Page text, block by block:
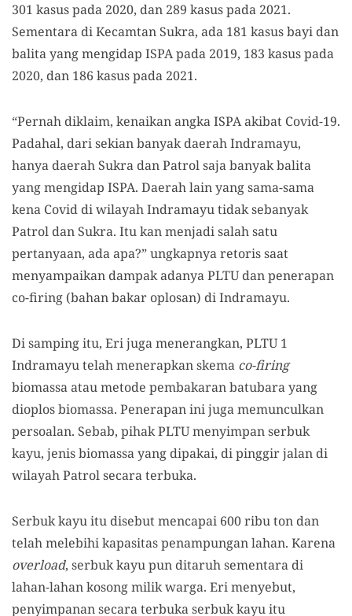
301 kasus pada 2020, dan 289 kasus pada 2021.
Sementara di Kecamtan Sukra, ada 181 kasus bayi dan
balita yang mengidap ISPA pada 2019, 183 kasus pada
2020, dan 186 kasus pada 2021.
“Pernah diklaim, kenaikan angka ISPA akibat Covid-19.
Padahal, dari sekian banyak daerah Indramayu,
hanya daerah Sukra dan Patrol saja banyak balita
yang mengidap ISPA. Daerah lain yang sama-sama
kena Covid di wilayah Indramayu tidak sebanyak
Patrol dan Sukra. Itu kan menjadi salah satu
pertanyaan, ada apa?” ungkapnya retoris saat
menyampaikan dampak adanya PLTU dan penerapan
co-firing (bahan bakar oplosan) di Indramayu.
Di samping itu, Eri juga menerangkan, PLTU 1
Indramayu telah menerapkan skema co-firing
biomassa atau metode pembakaran batubara yang
dioplos biomassa. Penerapan ini juga memunculkan
persoalan. Sebab, pihak PLTU menyimpan serbuk
kayu, jenis biomassa yang dipakai, di pinggir jalan di
wilayah Patrol secara terbuka.
Serbuk kayu itu disebut mencapai 600 ribu ton dan
telah melebihi kapasitas penampungan lahan. Karena
overload, serbuk kayu pun ditaruh sementara di
lahan-lahan kosong milik warga. Eri menyebut,
penyimpanan secara terbuka serbuk kayu itu